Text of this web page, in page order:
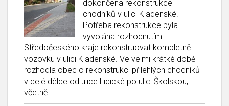
dokončena rekonstrukce
chodníků v ulici Kladenské.
Potřeba rekonstrukce byla
vyvolána rozhodnutím
Středočeského kraje rekonstruovat kompletně
vozovku v ulici Kladenské. Ve velmi krátké době
rozhodla obec o rekonstrukci přilehlých chodníků
v celé délce od ulice Lidické po ulici Školskou,
včetně…